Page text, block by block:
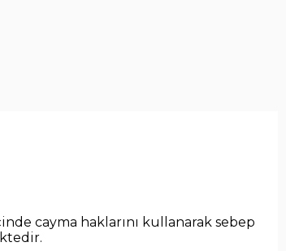
cayma haklarını kullanarak sebep